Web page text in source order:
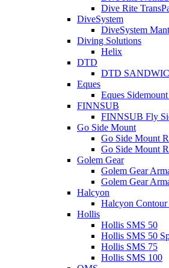
Dive Rite
DiveSystem
DiveSystem
Diving Solutions
Helix
DTD
DTD
Eques
Eques
FINNSUB
FINNSUB Fly
Go Side Mount
Go Side Mount
Go Side Mount
Golem Gear
Golem Gear
Golem Gear
Halcyon
Halcyon
Hollis
Hollis SMS 50
Hollis SMS 50
Hollis SMS 75
Hollis SMS 100